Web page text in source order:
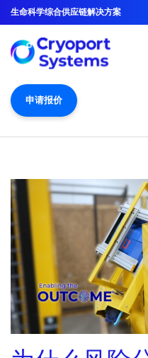
生命科学综合供应链解决方案
申请报价